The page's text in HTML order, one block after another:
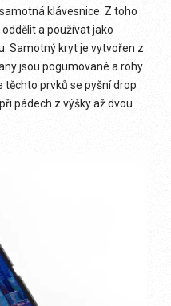
klávesnice. Z toho
a používat jako
Samotný kryt je vytvořen z
jsou pogumované a rohy
prvků se pyšní drop
pádech z výšky až dvou